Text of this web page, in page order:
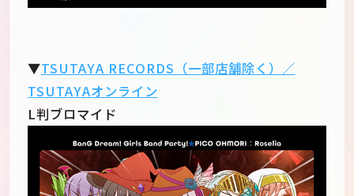
▼TSUTAYA RECORDS（一部店舗除く）／
TSUTAYAオンライン
L判ブロマイド